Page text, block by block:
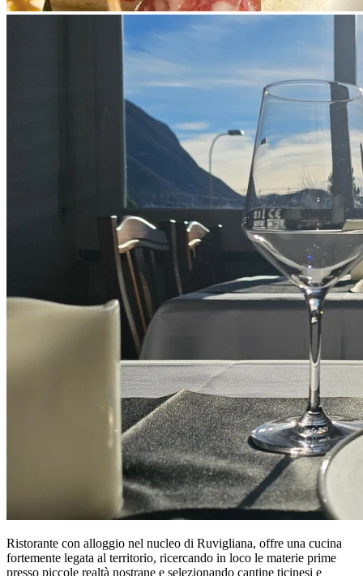
Ristorante con alloggio nel nucleo di Ruvigliana, offre una cucina
fortemente legata al territorio, ricercando in loco le materie prime
presso piccole realtà nostrane e selezionando cantine ticinesi e